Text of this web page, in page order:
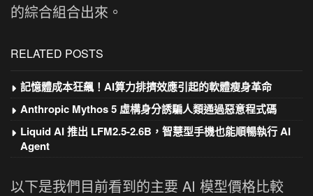
的綜合組合出來。
RELATED POSTS
記憶體成本狂飆！AI算力排擠效應引起的軟體瘦身革命
Anthropic Mythos 5 虛構身分誘騙人類通過惡意程式碼
Liquid AI 推出 LFM2.5-2.6B，智慧型手機也能順暢執行 AI
Agent
以下是我們目前看到的主要 AI 模型價格比較